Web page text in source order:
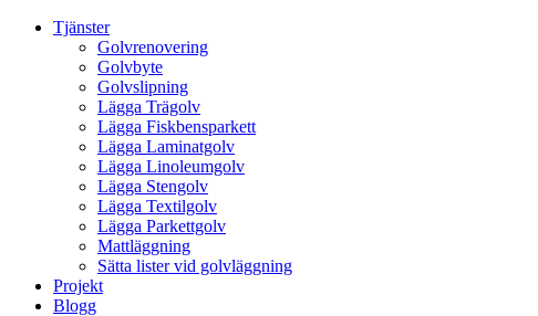
Tjänster
Golvrenovering
Golvbyte
Golvslipning
Lägga Trägolv
Lägga Fiskbensparkett
Lägga Laminatgolv
Lägga Linoleumgolv
Lägga Stengolv
Lägga Textilgolv
Lägga Parkettgolv
Mattläggning
Sätta lister vid golvläggning
Projekt
Blogg